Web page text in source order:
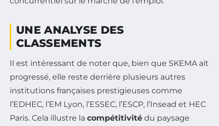
UNE ANALYSE DES
CLASSEMENTS
Il est intéressant de noter que, bien que SKEMA ait
progressé, elle reste derrière plusieurs autres
institutions françaises prestigieuses comme
l’EDHEC, l’EM Lyon, l’ESSEC, l’ESCP, l’Insead et HEC
Paris. Cela illustre la compétitivité du paysage